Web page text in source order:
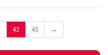
42 43 →